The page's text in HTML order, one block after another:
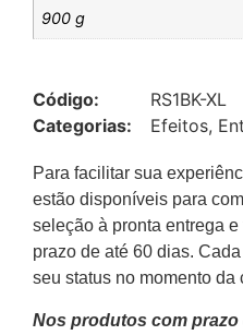
900 g
Código:
RS1BK-XL
Categorias:
Efeitos,
Para facilitar sua
estão disponíveis para
seleção à pronta entrega
prazo de até 60 dias.
seu status no momento da
Nos produtos com prazo